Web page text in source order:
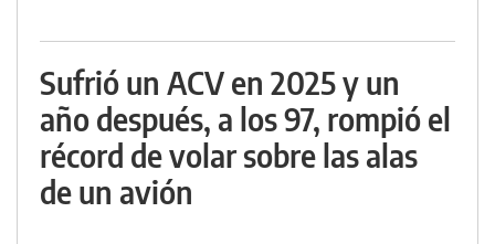
Sufrió un ACV en 2025 y un
año después, a los 97, rompió el
récord de volar sobre las alas
de un avión